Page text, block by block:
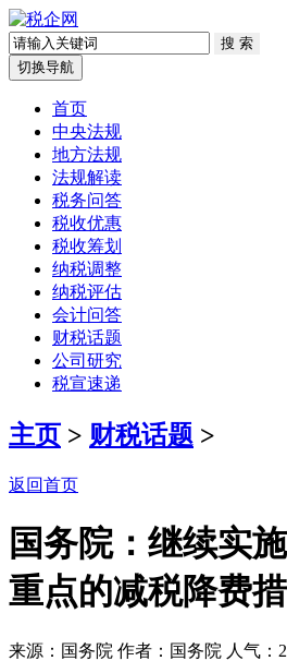
切换导航
首页
中央法规
地方法规
法规解读
税务问答
税收优惠
税收筹划
纳税调整
纳税评估
会计问答
财税话题
公司研究
税宣速递
主页 > 财税话题 >
返回首页
国务院：继续实
重点的减税降费措
来源：国务院 作者：国务院 人气：